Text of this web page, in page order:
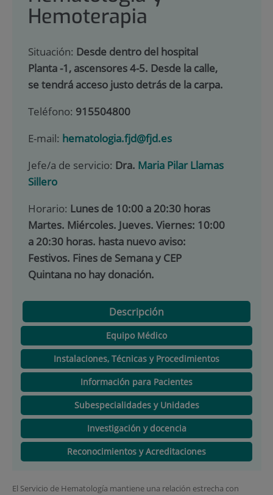
Hemoterapia
Situación: Desde dentro del hospital
Planta -1, ascensores 4-5. Desde la calle,
se tendrá acceso justo detrás de la carpa.
Teléfono: 915504800
E-mail: hematologia.fjd@fjd.es
Jefe/a de servicio: Dra. Maria Pilar Llamas
Sillero
Horario: Lunes de 10:00 a 20:30 horas
Martes. Miércoles. Jueves. Viernes: 10:00
a 20:30 horas. hasta nuevo aviso:
Festivos. Fines de Semana y CEP
Quintana no hay donación.
Descripción
Equipo Médico
Instalaciones, Técnicas y Procedimientos
Información para Pacientes
Subespecialidades y Unidades
Investigación y docencia
Reconocimientos y Acreditaciones
El Servicio de Hematología mantiene una relación estrecha con